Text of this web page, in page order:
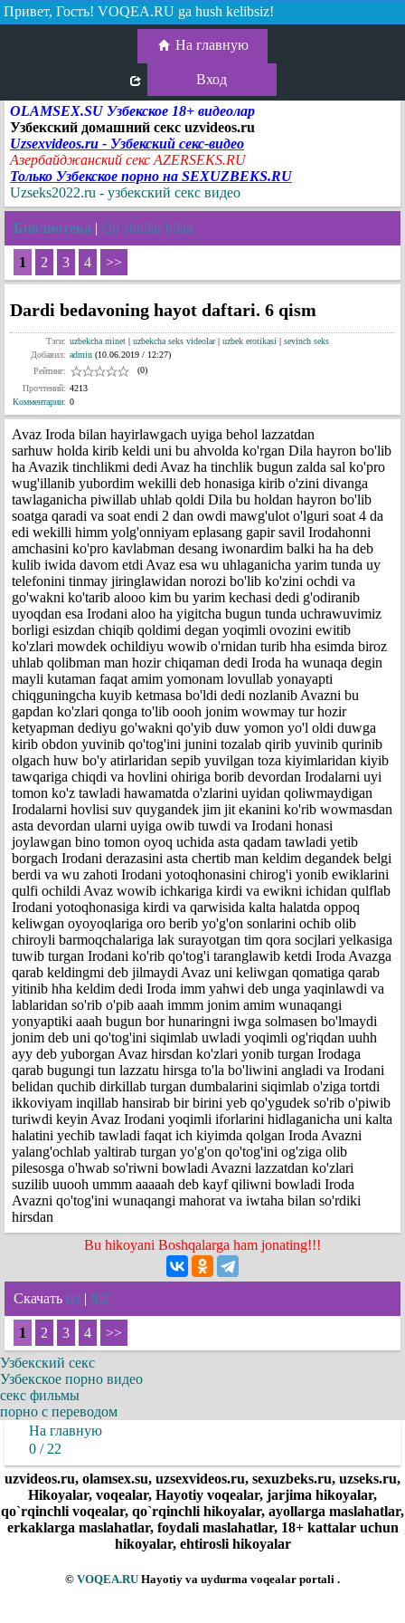
Привет, Гость! VOQEA.RU ga hush kelibsiz!
На главную
Вход
OLAMSEX.SU Узбекское 18+ видеолар
Узбекский домашний секс uzvideos.ru
Uzsexvideos.ru - Узбекский секс-видео
Азербайджанский секс AZERSEKS.RU
Только Узбекское порно на SEXUZBEKS.RU
Uzseks2022.ru - узбекский секс видео
Библиотека | Qo`shnilar bilan
1 2 3 4 >>
Dardi bedavoning hayot daftari. 6 qism
Тэги: uzbekcha minet | uzbekcha seks videolar| uzbek erotikasi | sevinch seks
Добавил: admin (10.06.2019 / 12:27)
Рейтинг:
(0)
Прочтений: 4213
Комментарии: 0
Avaz Iroda bilan hayirlawgach uyiga behol lazzatdan
sarhuw holda kirib keldi uni bu ahvolda ko'rgan Dila hayron bo'lib
ha Avazik tinchlikmi dedi Avaz ha tinchlik bugun zalda sal ko'pro
wug'illanib yubordim wekilli deb honasiga kirib o'zini divanga
tawlaganicha piwillab uhlab qoldi Dila bu holdan hayron bo'lib
soatga qaradi va soat endi 2 dan owdi mawg'ulot o'lguri soat 4 da
edi wekilli himm yolg'onniyam eplasang gapir savil Irodahonni
amchasini ko'pro kavlabman desang iwonardim balki ha ha deb
kulib iwida davom etdi Avaz esa wu uhlaganicha yarim tunda uy
telefonini tinmay jiringlawidan norozi bo'lib ko'zini ochdi va
go'wakni ko'tarib alooo kim bu yarim kechasi dedi g'odiranib
uyoqdan esa Irodani aloo ha yigitcha bugun tunda uchrawuvimiz
borligi esizdan chiqib qoldimi degan yoqimli ovozini ewitib
ko'zlari mowdek ochildiyu wowib o'rnidan turib hha esimda biroz
uhlab qolibman man hozir chiqaman dedi Iroda ha wunaqa degin
mayli kutaman faqat amim yomonam lovullab yonayapti
chiqguningcha kuyib ketmasa bo'ldi dedi nozlanib Avazni bu
gapdan ko'zlari qonga to'lib oooh jonim wowmay tur hozir
ketyapman dediyu go'wakni qo'yib duw yomon yo'l oldi duwga
kirib obdon yuvinib qo'tog'ini junini tozalab qirib yuvinib qurinib
olgach huw bo'y atirlaridan sepib yuvilgan toza kiyimlaridan kiyib
tawqariga chiqdi va hovlini ohiriga borib devordan Irodalarni uyi
tomon ko'z tawladi hawamatda o'zlarini uyidan qoliwmaydigan
Irodalarni hovlisi suv quygandek jim jit ekanini ko'rib wowmasdan
asta devordan ularni uyiga owib tuwdi va Irodani honasi
joylawgan bino tomon oyoq uchida asta qadam tawladi yetib
borgach Irodani derazasini asta chertib man keldim degandek belgi
berdi va wu zahoti Irodani yotoqhonasini chirog'i yonib ewiklarini
qulfi ochildi Avaz wowib ichkariga kirdi va ewikni ichidan qulflab
Irodani yotoqhonasiga kirdi va qarwisida kalta halatda oppoq
keliwgan oyoyoqlariga oro berib yo'g'on sonlarini ochib olib
chiroyli barmoqchalariga lak surayotgan tim qora socjlari yelkasiga
tuwib turgan Irodani ko'rib qo'tog'i taranglawib ketdi Iroda Avazga
qarab keldingmi deb jilmaydi Avaz uni keliwgan qomatiga qarab
yitinib hha keldim dedi Iroda imm yahwi deb unga yaqinlawdi va
lablaridan so'rib o'pib aaah immm jonim amim wunaqangi
yonyaptiki aaah bugun bor hunaringni iwga solmasen bo'lmaydi
jonim deb uni qo'tog'ini siqimlab uwladi yoqimli og'riqdan uuhh
ayy deb yuborgan Avaz hirsdan ko'zlari yonib turgan Irodaga
qarab bugungi tun lazzatu hirsga to'la bo'liwini angladi va Irodani
belidan quchib dirkillab turgan dumbalarini siqimlab o'ziga tortdi
ikkoviyam inqillab hansirab bir birini yeb qo'ygudek so'rib o'piwib
turiwdi keyin Avaz Irodani yoqimli iforlarini hidlaganicha uni kalta
halatini yechib tawladi faqat ich kiyimda qolgan Iroda Avazni
yalang'ochlab yaltirab turgan yo'g'on qo'tog'ini og'ziga olib
pilesosga o'hwab so'riwni bowladi Avazni lazzatdan ko'zlari
suzilib uuooh ummm aaaaah deb kayf qiliwni bowladi Iroda
Avazni qo'tog'ini wunaqangi mahorat va iwtaha bilan so'rdiki
hirsdan
Bu hikoyani Boshqalarga ham jonating!!!
Скачать txt | fb2
1 2 3 4
>>
Узбекский секс
Узбекское порно видео
секс фильмы
порно с переводом
На главную
0 / 22
uzvideos.ru, olamsex.su, uzsexvideos.ru, sexuzbeks.ru, uzseks.ru,
Hikoyalar, voqealar, Hayotiy voqealar, jarjima hikoyalar,
qo`rqinchli voqealar, qo`rqinchli hikoyalar, ayollarga maslahatlar,
erkaklarga maslahatlar, foydali maslahatlar, 18+ kattalar uchun
hikoyalar, ehtirosli hikoyalar
© VOQEA.RU Hayotiy va uydurma voqealar portali .